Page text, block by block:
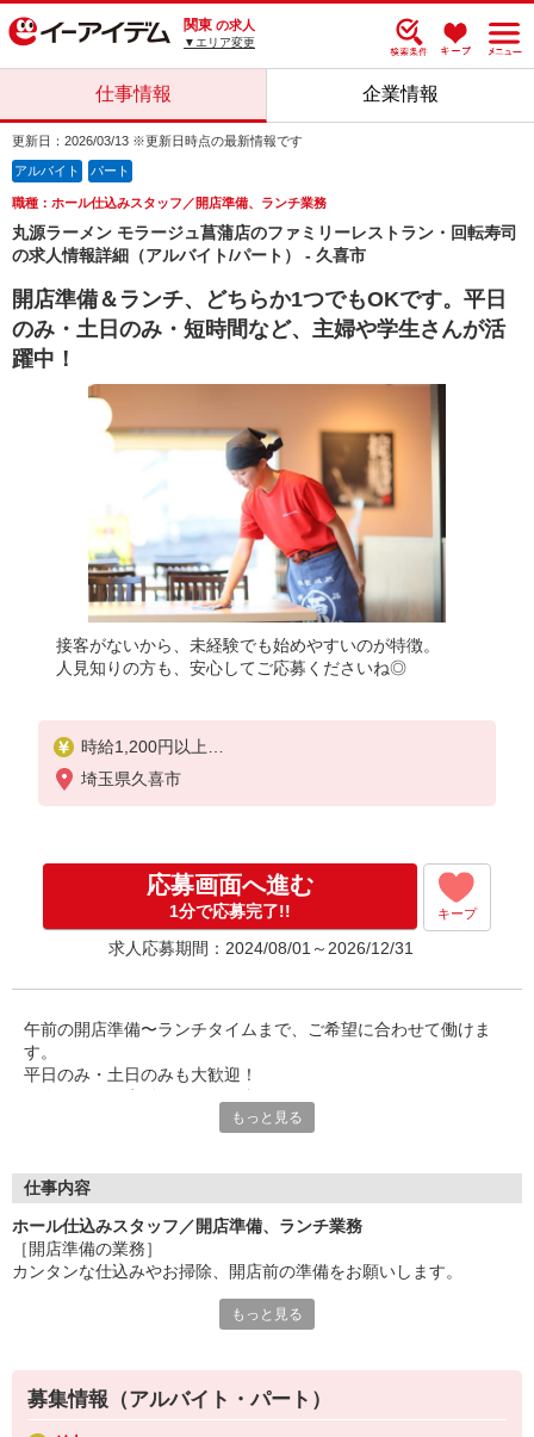
関東 の求人
▼エリア変更
仕事情報 企業情報
更新日：2026/03/13 ※更新日時点の最新情報です
アルバイト パート
職種：ホール仕込みスタッフ／開店準備、ランチ業務
丸源ラーメン モラージュ菖蒲店のファミリーレストラン・回転寿司
の求人情報詳細（アルバイト/パート） - 久喜市
開店準備＆ランチ、どちらか1つでもOKです。平日
のみ・土日のみ・短時間など、主婦や学生さんが活
躍中！
接客がないから、未経験でも始めやすいのが特徴。
人見知りの方も、安心してご応募くださいね◎
時給1,200円以上
※研修中も時給の変動はありません
★土・日・祝日は時給＋50円
埼玉県久喜市
応募画面へ進む
1分で応募完了!! キープ
求人応募期間：2024/08/01～2026/12/31
午前の開店準備〜ランチタイムまで、ご希望に合わせて働けま
す。
平日のみ・土日のみも大歓迎！
家事や育児と両立する主婦や、スキマ時間を活用する学生さんが
★「しっかり稼ぎたい」という方も歓迎！
★「接客は苦手」という方も大丈夫！
接客のない開店準備、ランチ帯キッチンがオススメ◎
お得にお腹イッパイ美味しい食事が食べられます♪
「食べることが大好き」、そんなあなたにピッタリの環境です☆
もっと見る
仕事内容
ホール仕込みスタッフ／開店準備、ランチ業務
［開店準備の業務］
カンタンな仕込みやお掃除、開店前の準備をお願いします。
※ホール・キッチン専任もOK
※不安な方は接客なし・裏方限定もOK
もっと見る
募集情報（アルバイト・パート）